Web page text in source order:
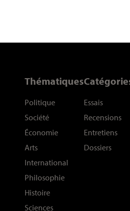
Thématiques
Politique
Société
Économie
Arts
International
Philosophie
Histoire
Sciences
Essais
Recensions
Entretiens
Dossiers